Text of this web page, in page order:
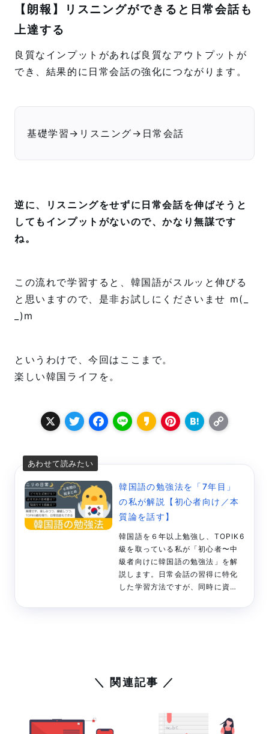
【朗報】リスニングができると日常会話も
上達する
良質なインプットがあれば良質なアウトプットが
でき、結果的に日常会話の強化につながります。
基礎学習→リスニング→日常会話
逆に、リスニングをせずに日常会話を伸ばそうと
してもインプットがないので、かなり無謀です
ね。
この流れで学習すると、韓国語がスルッと伸びる
と思いますので、是非お試しにくださいませ m(_
_)m
というわけで、今回はここまで。
楽しい韓国ライフを。
X T
it
t
e
r
F
c
e
b
o
o
k
L
n
e
K
k
a
o
P
n
t
e
e
s
t
H
t
e
n
p
L
n
k
韓国語の勉強法を「7年目」
の私が解説【初心者向け／本
質論を話す】
韓国語を６年以上勉強し、TOPIK6
級を取っている私が「初心者〜中
級者向けに韓国語の勉強法」を解
説します。日常会話の習得に特化
した学習方法ですが、同時に資格
＼ 関連記事 ／